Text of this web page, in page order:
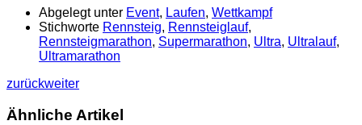
Abgelegt unter Event, Laufen, Wettkampf
Stichworte Rennsteig, Rennsteiglauf,
Rennsteigmarathon, Supermarathon, Ultra, Ultralauf,
Ultramarathon
zurückweiter
Ähnliche Artikel